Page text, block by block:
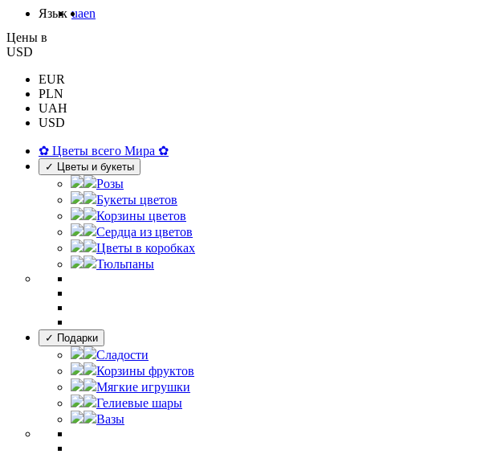
Язык uaen
Цены в
USD
EUR
PLN
UAH
USD
✿ Цветы всего Мира ✿
✓ Цветы и букеты
Розы
Букеты цветов
Корзины цветов
Сердца из цветов
Цветы в коробках
Тюльпаны
✓ Подарки
Сладости
Корзины фруктов
Мягкие игрушки
Гелиевые шары
Вазы